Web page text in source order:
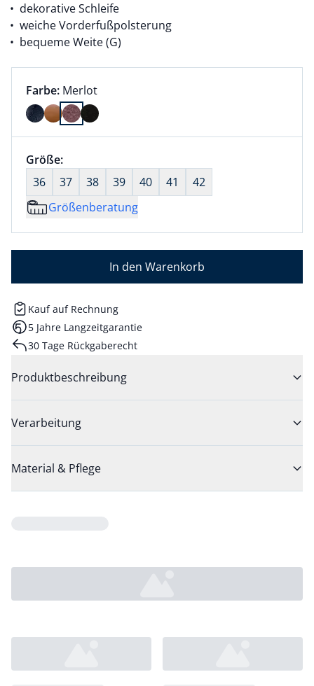
dekorative Schleife
weiche Vorderfußpolsterung
bequeme Weite (G)
Farbauswahl:
Farbe: aktuell ausgewählt:
Merlot
Farbe Merlot ausgewählt
Größenauswahl:
Größe:nichts ausgewählt
36
37 38 39 40 41
42
Größenberatung
In den Warenkorb
Kauf auf Rechnung
5 Jahre Langzeitgarantie
30 Tage Rückgaberecht
Produktbeschreibung
Verarbeitung
Material & Pflege